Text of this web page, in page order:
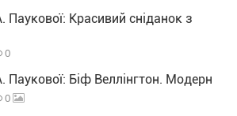
Паукової: Красивий сніданок з
0
Паукової: Біф Веллінгтон. Модерн
0